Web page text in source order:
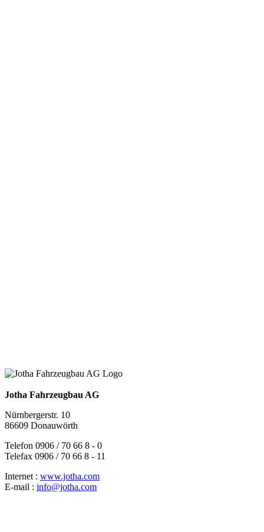
Jotha Fahrzeugbau AG
Nürnbergerstr. 10
86609 Donauwörth
Telefon 0906 / 70 66 8 - 0
Telefax 0906 / 70 66 8 - 11
Internet : www.jotha.com
E-mail : info@jotha.com